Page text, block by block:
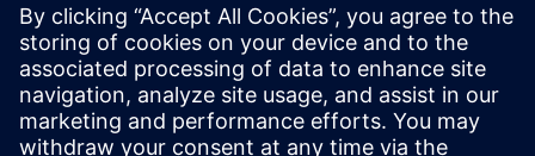
©Siemens 2026
Vállalati információk
Adatvédelmi nyilatkozat